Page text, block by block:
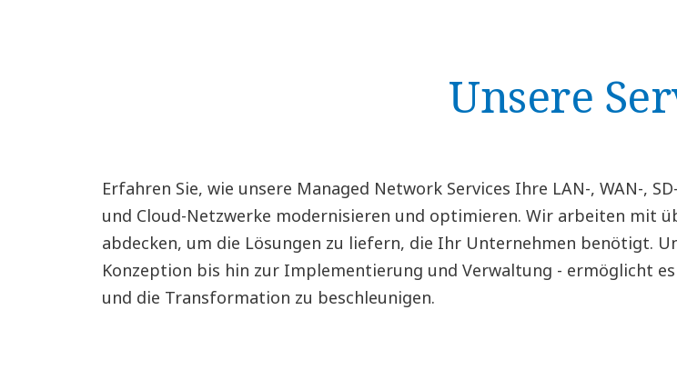
Unsere
Erfahren Sie, wie unsere Managed Network Services Ihre LAN-, WAN-,
und Cloud-Netzwerke modernisieren und optimieren. Wir arbeiten mit
abdecken, um die Lösungen zu liefern, die Ihr Unternehmen benötigt.
Konzeption bis hin zur Implementierung und Verwaltung - ermöglicht
und die Transformation zu beschleunigen.